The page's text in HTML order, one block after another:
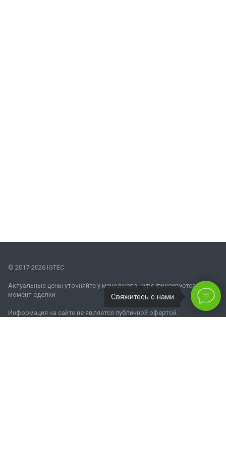
Свяжитесь с нами
© 2017-2026 IGTEC
Актуальные цены уточняйте у менеджера, курс фиксируется на
момент сделки
Информация на сайте не является публичной офертой.